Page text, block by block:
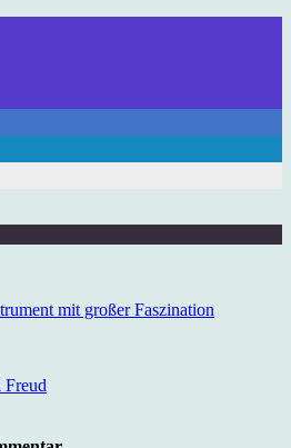
mit großer Faszination
Freud